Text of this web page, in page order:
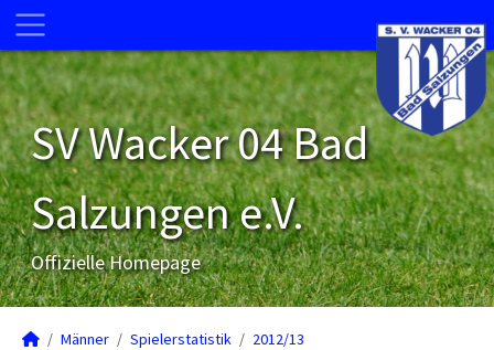
SV Wacker 04 Bad
Salzungen e.V.
Offizielle Homepage
Männer Spielerstatistik
2012/13